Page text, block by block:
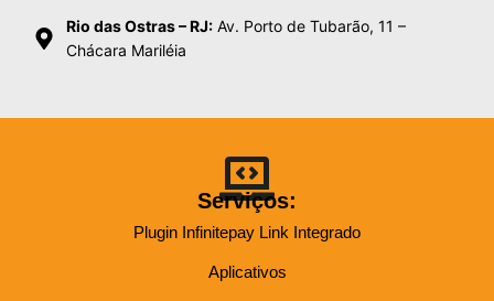
Rio das Ostras – RJ: Av. Porto de Tubarão, 11 –
Chácara Mariléia
Serviços:
Plugin Infinitepay Link Integrado
Aplicativos